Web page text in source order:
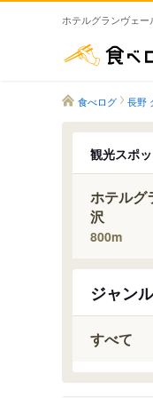
ホテルグランヴェ
食べログ 長野
観光スポ
ホテルグ
沢
800m
ジャンル
すべて